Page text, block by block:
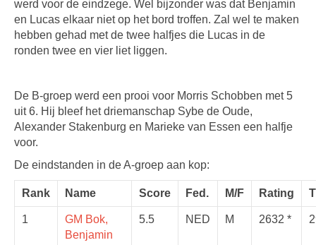
werd voor de eindzege. Wel bijzonder was dat Benjamin
en Lucas elkaar niet op het bord troffen. Zal wel te maken
hebben gehad met de twee halfjes die Lucas in de
ronden twee en vier liet liggen.
De B-groep werd een prooi voor Morris Schobben met 5
uit 6. Hij bleef het driemanschap Sybe de Oude,
Alexander Stakenburg en Marieke van Essen een halfje
voor.
De eindstanden in de A-groep aan kop:
Rank Name Score Fed. M/F Rating
1
GM Bok,
Benjamin
5.5 NED M 2632 *